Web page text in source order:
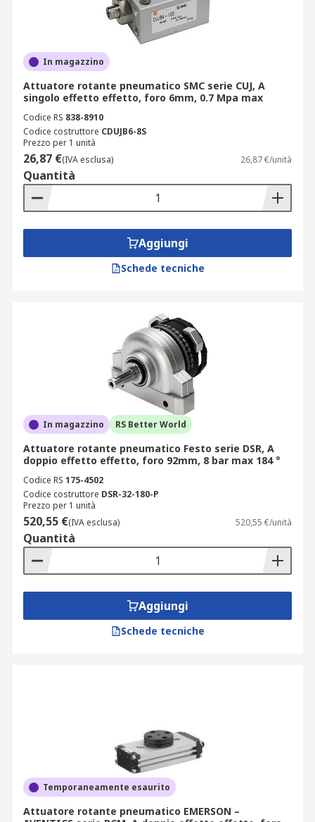
In magazzino
Attuatore rotante pneumatico SMC serie CUJ, A
singolo effetto effetto, foro 6mm, 0.7 Mpa max
Codice RS 838-8910
Codice costruttore CDUJB6-8S
Prezzo per 1 unità
26,87 €(IVA esclusa) 26,87 €/unità
Quantità
Aggiungi
Schede tecniche
In magazzino RS Better World
Attuatore rotante pneumatico Festo serie DSR, A
doppio effetto effetto, foro 92mm, 8 bar max 184 °
Codice RS 175-4502
Codice costruttore DSR-32-180-P
Prezzo per 1 unità
520,55 €(IVA esclusa) 520,55 €/unità
Quantità
Aggiungi
Schede tecniche
Temporaneamente esaurito
Attuatore rotante pneumatico EMERSON –